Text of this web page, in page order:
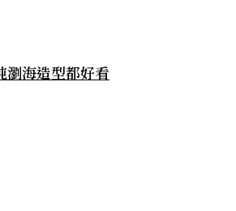
瀏海造型都好看